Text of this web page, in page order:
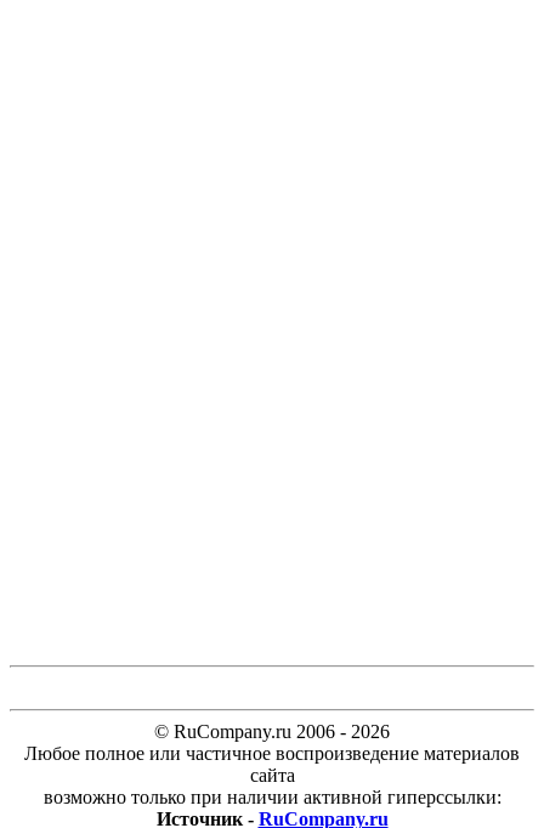
© RuCompany.ru 2006 - 2026
Любое полное или частичное воспроизведение материалов
сайта
возможно только при наличии активной гиперссылки:
Источник - RuCompany.ru